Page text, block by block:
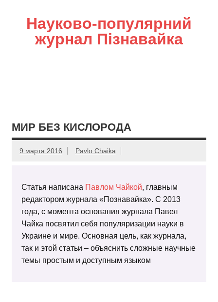
Науково-популярний
журнал Пізнавайка
МИР БЕЗ КИСЛОРОДА
9 марта 2016 Pavlo Chaika
Статья написана Павлом Чайкой, главным
редактором журнала «Познавайка». С 2013
года, с момента основания журнала Павел
Чайка посвятил себя популяризации науки в
Украине и мире. Основная цель, как журнала,
так и этой статьи – объяснить сложные научные
темы простым и доступным языком